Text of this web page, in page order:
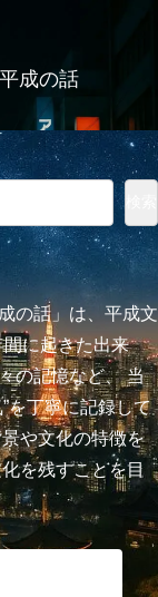
成の話
の話」は、平成文
に起きた出来
の記憶など、 当
を丁寧に記録して
や文化の特徴を
を残すことを目